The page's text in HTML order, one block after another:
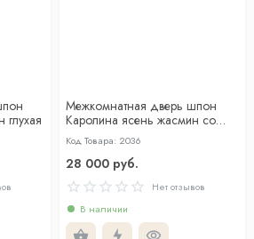
Межкомнатная дверь шпон
Каролина ясень жасмин со
стеклом
Код Товара: 2036
28 000 руб.
Нет отзывов
В наличии